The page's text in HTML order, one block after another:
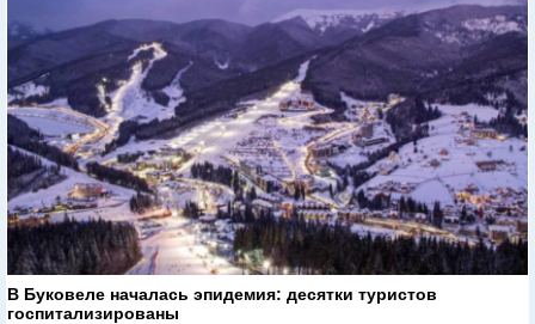
В Буковеле началась эпидемия: десятки туристов
госпитализированы